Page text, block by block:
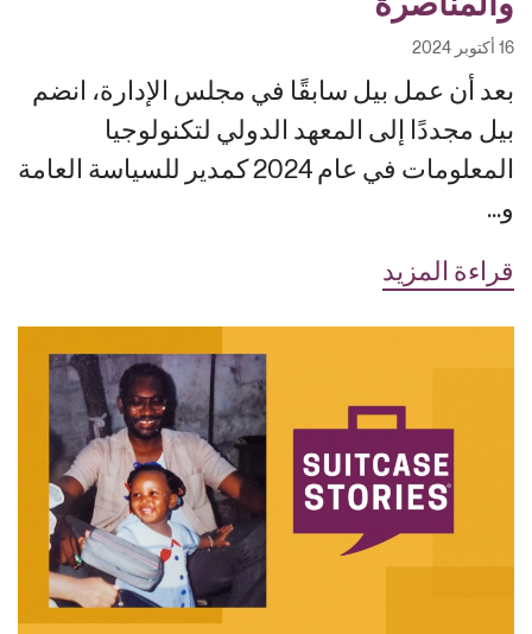
16 أكتوبر 2024
بعد أن عمل بيل سابقًا في مجلس الإدارة، انضم
بيل مجددًا إلى المعهد الدولي لتكنولوجيا
المعلومات في عام 2024 كمدير للسياسة العامة
و...
قراءة المزيد